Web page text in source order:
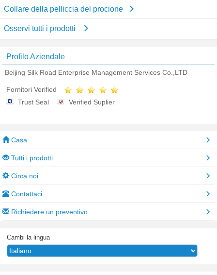
Collare della pelliccia del procione
Osservi tutti i prodotti
Profilo Aziendale
Beijing Silk Road Enterprise Management Services Co.,LTD
Fornitori Verified
Trust Seal
Verified Suplier
Casa
Tutti i prodotti
Circa noi
Contattaci
Richiedere un preventivo
Cambi la lingua